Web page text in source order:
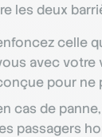
les deux
celle
avec votre
pour ne
cas de
passagers